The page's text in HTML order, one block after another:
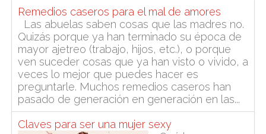
Remedios caseros para el mal de amores
Las abuelas saben cosas que las madres no.
Quizás porque ya han terminado su época de
mayor ajetreo (trabajo, hijos, etc.), o porque
ven suceder cosas que ya han visto o vivido, a
veces lo mejor que puedes hacer es
preguntarle. Muchos remedios caseros han
pasado de generación en generación en las...
Claves para ser una mujer sexy